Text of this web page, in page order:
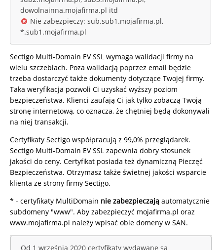
dowolnainna.mojafirma.pl itd
Nie zabezpieczy: sub.sub1.mojafirma.pl,
*.sub1.mojafirma.pl
Sectigo Multi-Domain EV SSL wymaga walidacji firmy na
wielu szczeblach. Poza walidacją poprzez email będzie
trzeba dostarczyć także dokumenty dotyczące Twojej firmy.
Taka weryfikacja pozwoli Ci uzyskać wyższy poziom
bezpieczeństwa. Klienci zaufają Ci jak tylko zobaczą Twoją
stronę internetową, co oznacza, że chętniej będą dokonywali
na niej transakcji.
Certyfikaty Sectigo współpracują z 99,0% przeglądarek.
Sectigo Multi-Domain EV SSL zapewnia dobry stosunek
jakości do ceny. Certyfikat posiada też dynamiczną Pieczęć
Bezpieczeństwa. Otrzymasz także świetnej jakości wsparcie
klienta ze strony firmy Sectigo.
* - certyfikaty MultiDomain nie zabezpieczają automatycznie
subdomeny "www". Aby zabezpieczyć mojafirma.pl oraz
www.mojafirma.pl należy wpisać obie domeny w SAN.
Od 1 września 2020 certyfikaty wydawane są